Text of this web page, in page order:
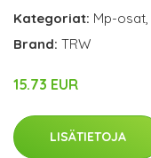
Kategoriat: Mp-osat
Brand: TRW
15.73 EUR
LISÄTIETOJA